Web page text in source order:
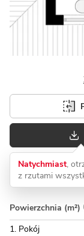
Natychmiast,
z rzutami
Powierzchnia (m²)
1. Pokój